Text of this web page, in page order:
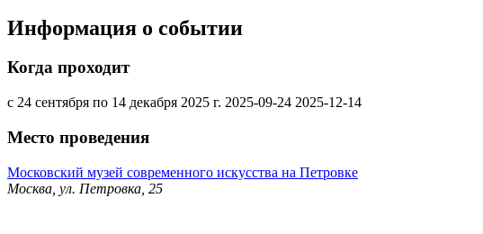
Информация о событии
Когда проходит
с 24 сентября по 14 декабря 2025 г. 2025-09-24 2025-12-14
Место проведения
Московский музей современного искусства на Петровке
Москва, ул. Петровка, 25